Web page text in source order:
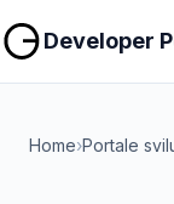
Developer
Home›Portale